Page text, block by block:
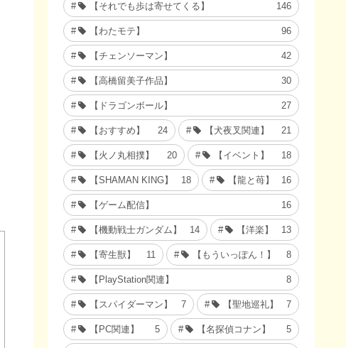
【それでも歩は寄せてくる】 146
【わたモテ】 96
【チェンソーマン】 42
【高橋留美子作品】 30
【ドラゴンボール】 27
【おすすめ】 24 【犬夜叉関連】 21
【火ノ丸相撲】 20 【イベント】 18
【SHAMAN KING】 18 【龍と苺】 16
【ゲーム配信】 16
【機動戦士ガンダム】 14 【洋楽】 13
【寄生獣】 11 【もういっぽん！】 8
【PlayStation関連】 8
【スパイダーマン】 7 【聖地巡礼】 7
【PC関連】 5 【名探偵コナン】 5